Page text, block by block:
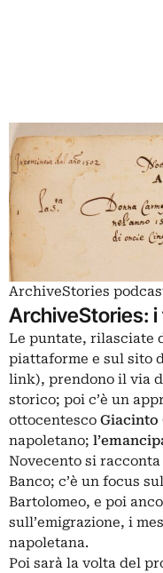
ArchiveStories
ArchiveStories:
Le puntate, rilasciate
piattaforme e sul sito
link), prendono il via
storico; poi c’è un
ottocentesco Giacinto
napoletano;
Novecento si
Banco; c’è un focus
Bartolomeo, e poi
sull’emigrazione, i
napoletana.
Poi sarà la volta del